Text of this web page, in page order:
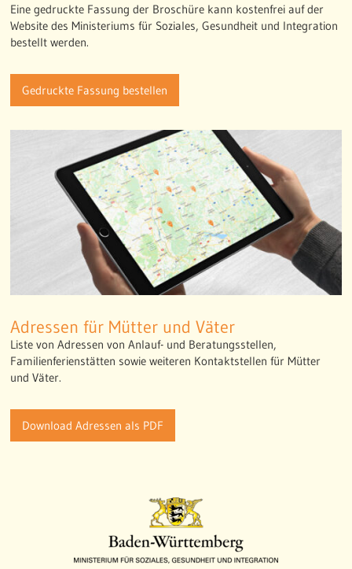
Eine gedruckte Fassung der Broschüre kann kostenfrei auf der
Website des Ministeriums für Soziales, Gesundheit und Integration
bestellt werden.
Gedruckte Fassung bestellen
Adressen für Mütter und Väter
Liste von Adressen von Anlauf- und Beratungsstellen,
Familienferienstätten sowie weiteren Kontaktstellen für Mütter
und Väter.
Download Adressen als PDF